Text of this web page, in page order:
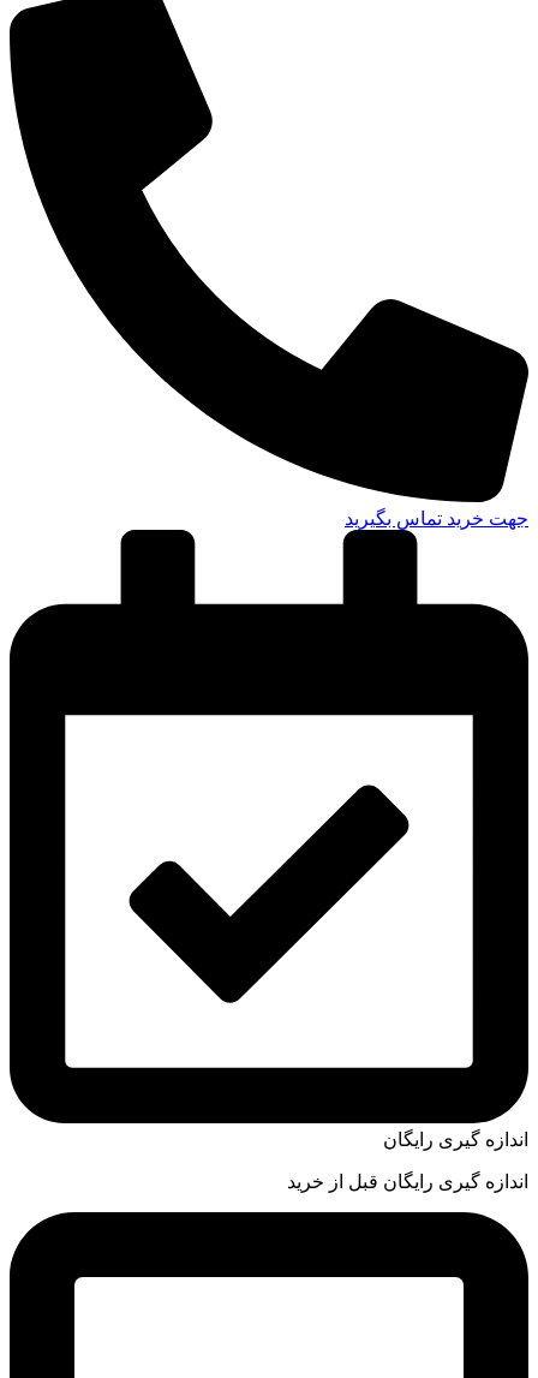
جهت خرید تماس بگیرید
اندازه گیری رایگان
اندازه گیری رایگان قبل از خرید